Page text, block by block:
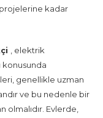
kadar
, elektrik
konusunda
genellikle uzman
ve bu nedenle bir
Evlerde,